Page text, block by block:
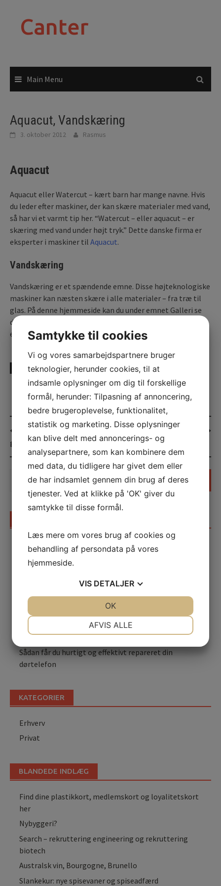
contentCanter
Main Menu
Aquacut, Vandskæring
3. oktober 2012 Rasmus
Aquacut
Aquacut eller Watercut – kært barn har mange navne. Hvis
du leder efter maskiner, der kan skære materialer med vand,
så har vi et varmt tip her. “Watercut – eller aquacut – er
skæring med vand under højt tryk.” Dette danske firma er
eksperter i maskiner til Aquacut.
Vandskæring
Vandskæring er et spændende emne. Disse højteknologiske
maskiner kan næsten skære i alle materialer – fra træ til
glas. På denne hjemmeside kan du under emnet Galleri se
diverse fotos af deres effektive maskiner. Kontakt dem for
et godt tilbud påVandskæring.
UDGIVET UNDER ERHVERV
Post
navigation
Snerydning og
græsklipning
Hunter, Modstrøm
Sådan skaber en madfotograf appetitvækkende
billeder til gastronomien
Professionel og pålidelig rengøring i Nykøbing
Falster – få et sundt og rent miljø
Find det rette nedrivningsfirma i Roskilde til din
næste nedrivningsopgave
Sådan får du hurtigt og effektivt repareret din
dørtelefon
KATEGORIER
Erhverv
Privat
BLANDEDE INDLÆG
Find dine plastikkort, medlemskort og loyalitetskort
her
Nybyggeri?
Search – rekruttering engineering og rekruttering
biotech
Australsk vin, Bourgogne, Brunello
Slankekur: nye spisevaner og spiseadfærd
Samtykke til cookies
Vi og vores samarbejdspartnere bruger
teknologier, herunder cookies, til at
indsamle oplysninger om dig til forskellige
formål, herunder: Tilpasning af annoncering,
bedre brugeroplevelse, funktionalitet,
statistik og marketing. Disse oplysninger
kan blive delt med annoncerings- og
analysepartnere, som kan kombinere dem
med data, du tidligere har givet dem eller
de har indsamlet gennem din brug af deres
tjenester. Ved at klikke på 'OK' giver du
samtykke til disse formål.
Læs mere om vores brug af cookies og
behandling af persondata på vores
hjemmeside.
VIS DETALJER
MARKETING STATISTIK
AFVIS ALLE
OK